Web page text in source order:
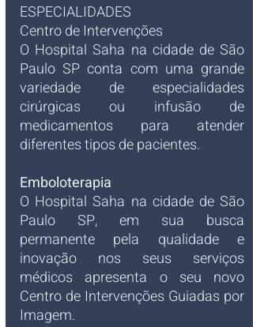
ESPECIALIDADES
Centro de Intervenções
O Hospital Saha na cidade de São
Paulo SP conta com uma grande
variedade de especialidades
cirúrgicas ou infusão de
medicamentos para atender
diferentes tipos de pacientes.
Emboloterapia
O Hospital Saha na cidade de São
Paulo SP, em sua busca
permanente pela qualidade e
inovação nos seus serviços
médicos apresenta o seu novo
Centro de Intervenções Guiadas por
Imagem.